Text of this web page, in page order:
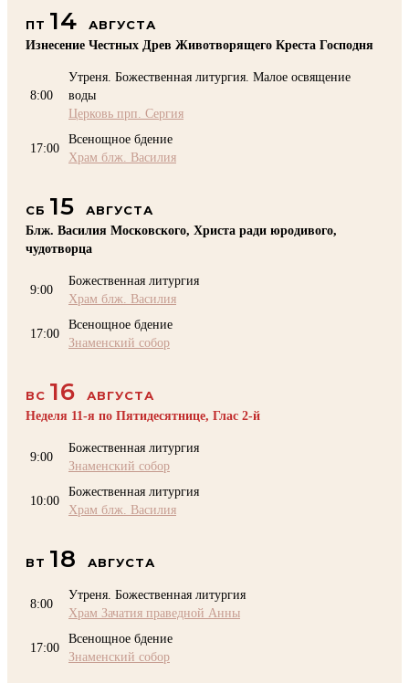
ПТ 14
АВГУСТА
Изнесение Честных Древ Животворящего Креста Господня
8:00
Утреня. Божественная литургия. Малое освящение
воды
Церковь прп. Сергия
17:00
Всенощное бдение
Храм блж. Василия
СБ 15
АВГУСТА
Блж. Василия Московского, Христа ради юродивого,
чудотворца
9:00
Божественная литургия
Храм блж. Василия
17:00
Всенощное бдение
Знаменский собор
ВС 16
АВГУСТА
Неделя 11-я по Пятидесятнице, Глас 2-й
9:00
Божественная литургия
Знаменский собор
10:00
Божественная литургия
Храм блж. Василия
ВТ 18 АВГУСТА
8:00
Утреня. Божественная литургия
Храм Зачатия праведной Анны
17:00
Всенощное бдение
Знаменский собор